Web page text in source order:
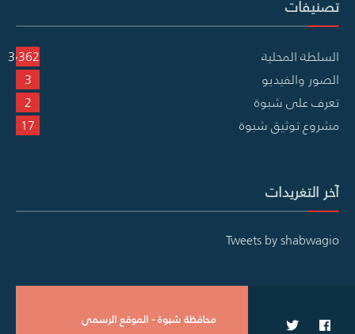
تصنيفات
السلطة المحلية
3٬362
الصور والفيديو
3
تعرف على شبوة
2
مشروع توثيق شبوة
17
آخر التغريدات
Tweets by shabwagio
محافظة شبوة - الموقع الرسمي